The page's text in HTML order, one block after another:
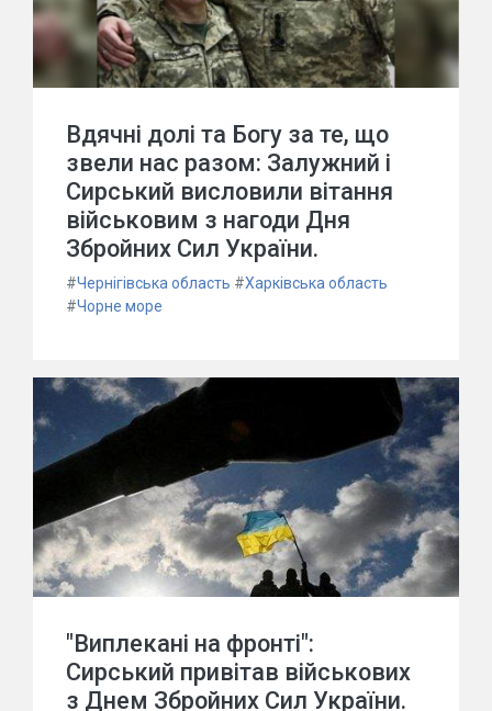
Вдячні долі та Богу за те, що
звели нас разом: Залужний і
Сирський висловили вітання
військовим з нагоди Дня
Збройних Сил України.
#Чернігівська область #Харківська область
#Чорне море
"Виплекані на фронті":
Сирський привітав військових
з Днем Збройних Сил України.